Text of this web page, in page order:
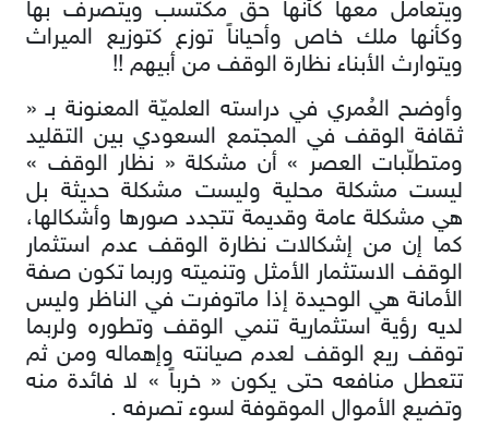
ويتعامل معها كأنها حق مكتسب ويتصرف بها
وكأنها ملك خاص وأحياناً توزع كتوزيع الميراث
ويتوارث الأبناء نظارة الوقف من أبيهم !!
وأوضح العُمري في دراسته العلميّة المعنونة بـ «
ثقافة الوقف في المجتمع السعودي بين التقليد
ومتطلّبات العصر » أن مشكلة « نظار الوقف »
ليست مشكلة محلية وليست مشكلة حديثة بل
هي مشكلة عامة وقديمة تتجدد صورها وأشكالها،
كما إن من إشكالات نظارة الوقف عدم استثمار
الوقف الاستثمار الأمثل وتنميته وربما تكون صفة
الأمانة هي الوحيدة إذا ماتوفرت في الناظر وليس
لديه رؤية استثمارية تنمي الوقف وتطوره ولربما
توقف ريع الوقف لعدم صيانته وإهماله ومن ثم
تتعطل منافعه حتى يكون « خرباً » لا فائدة منه
وتضيع الأموال الموقوفة لسوء تصرفه .